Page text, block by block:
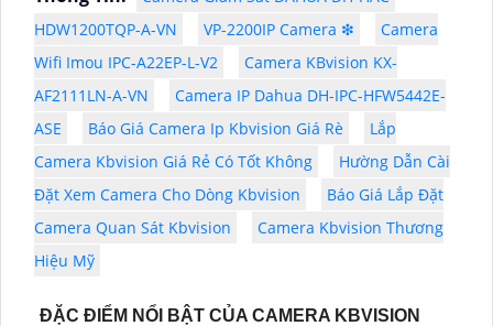
HDW1200TQP-A-VN
VP-2200IP Camera ❇
Camera
Wifi Imou IPC-A22EP-L-V2
Camera KBvision KX-
AF2111LN-A-VN
Camera IP Dahua DH-IPC-HFW5442E-
ASE
Báo Giá Camera Ip Kbvision Giá Rè
Lắp
Camera Kbvision Giá Rẻ Có Tốt Không
Hường Dẫn Cài
Đặt Xem Camera Cho Dòng Kbvision
Báo Giá Lắp Đặt
Camera Quan Sát Kbvision
Camera Kbvision Thương
Hiệu Mỹ
ĐẶC ĐIỂM NỔI BẬT CỦA CAMERA KBVISION